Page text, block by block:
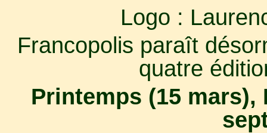
Logo :
Francopolis paraît
quatre
Printemps (15 mars),